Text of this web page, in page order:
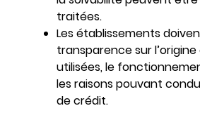
traitées.
Les établissements
transparence sur
utilisées, le
les raisons pouvant
de crédit.